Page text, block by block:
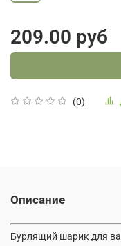
(0)
209.00 руб
Описание
Бурлящий шарик для